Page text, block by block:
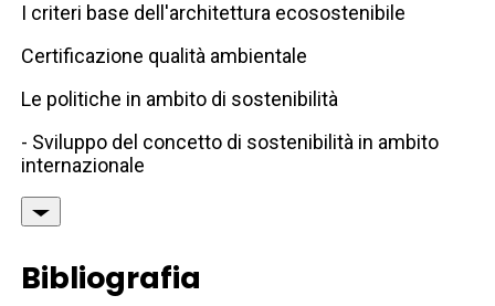
I criteri base dell'architettura ecosostenibile
Certificazione qualità ambientale
Le politiche in ambito di sostenibilità
- Sviluppo del concetto di sostenibilità in ambito
internazionale
Bibliografia